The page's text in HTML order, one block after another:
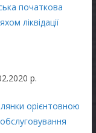
початкова
ліквідації
р.
орієнтовною